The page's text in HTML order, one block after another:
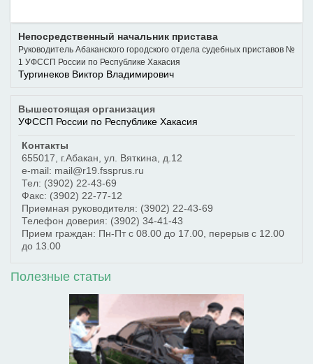
Непосредственный начальник пристава
Руководитель Абаканского городского отдела судебных приставов №
1 УФССП России по Республике Хакасия
Тургинеков Виктор Владимирович
Вышестоящая организация
УФССП России по Республике Хакасия
Контакты
655017
г.Абакан ул. Вяткина, д.12
e-mail: mail@r19.fssprus.ru
Тел: (3902) 22-43-69
Факс: (3902) 22-77-12
Приемная руководителя: (3902) 22-43-69
Телефон доверия: (3902) 34-41-43
Прием граждан: Пн-Пт с 08.00 до 17.00, перерыв с 12.00
до 13.00
Полезные статьи